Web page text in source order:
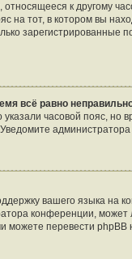
к другому
на тот, в котором вы
всё равно
часовой пояс,
вашего языка на
конференции, может
можете перевести